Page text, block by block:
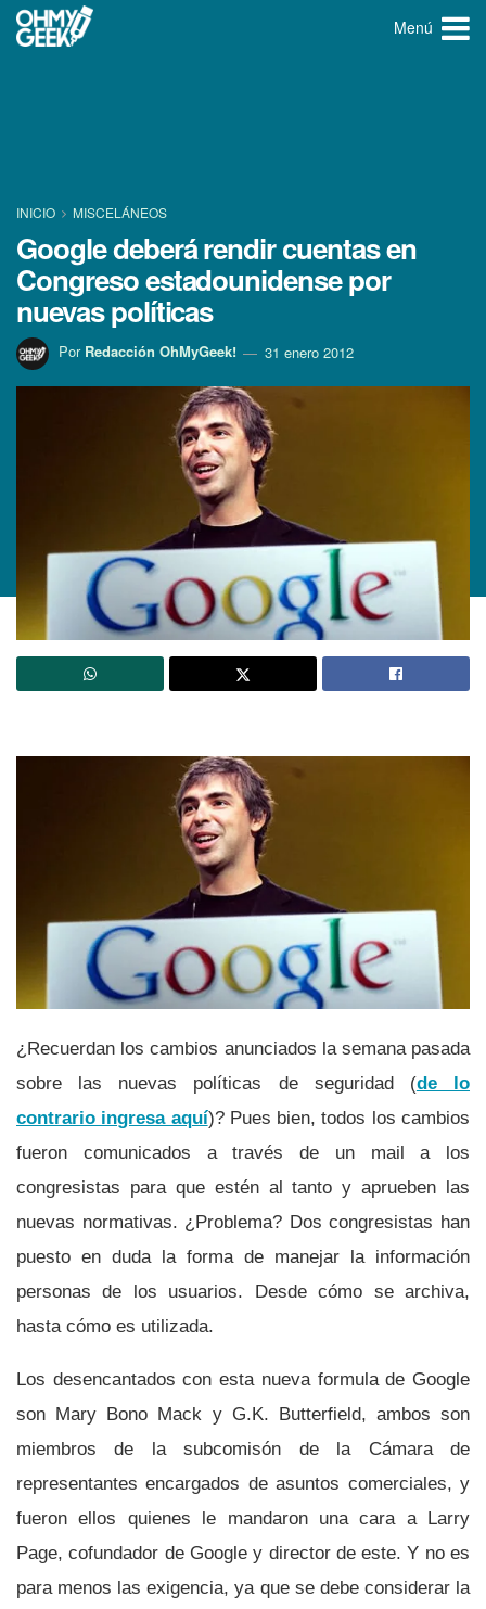
Menú
INICIO MISCELÁNEOS
Google deberá rendir cuentas en
Congreso estadounidense por
nuevas polí­ticas
Por Redacción OhMyGeek! 31 enero 2012
¿Recuerdan los cambios anunciados la semana pasada
sobre las nuevas polí­ticas de seguridad (de lo
contrario ingresa aquí­)? Pues bien, todos los cambios
fueron comunicados a través de un mail a los
congresistas para que estén al tanto y aprueben las
nuevas normativas. ¿Problema? Dos congresistas han
puesto en duda la forma de manejar la información
personas de los usuarios. Desde cómo se archiva,
hasta cómo es utilizada.
Los desencantados con esta nueva formula de Google
son Mary Bono Mack y G.K. Butterfield, ambos son
miembros de la subcomisón de la Cámara de
representantes encargados de asuntos comerciales, y
fueron ellos quienes le mandaron una cara a Larry
Page, cofundador de Google y director de este. Y no es
para menos las exigencia, ya que se debe considerar la